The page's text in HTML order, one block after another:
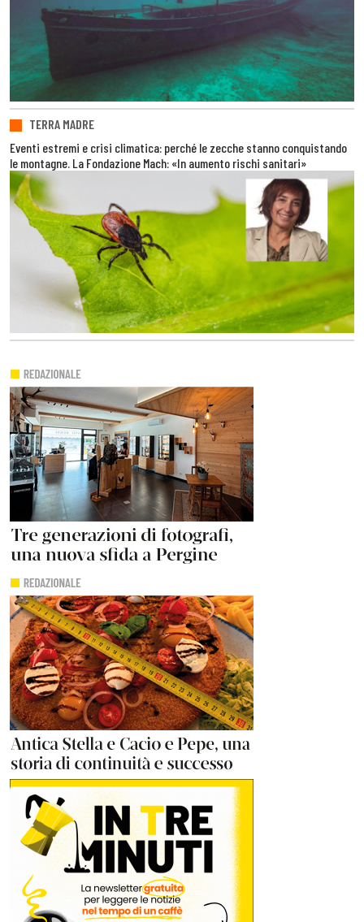
TERRA MADRE
Eventi estremi e crisi climatica: perché le zecche stanno conquistando
le montagne. La Fondazione Mach: «In aumento rischi sanitari»